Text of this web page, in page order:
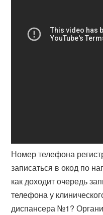
Номер телефона
записаться в окод по
как доходит очередь
телефона у
диспансера №1?